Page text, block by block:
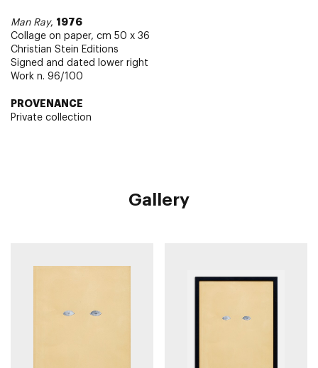
Man Ray, 1976
Collage on paper, cm 50 x 36
Christian Stein Editions
Signed and dated lower right
Work n. 96/100
PROVENANCE
Private collection
Gallery